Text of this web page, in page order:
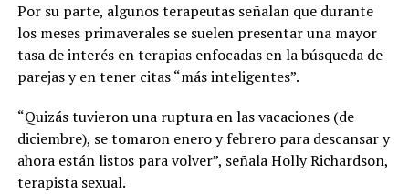
Por su parte, algunos terapeutas señalan que durante
los meses primaverales se suelen presentar una mayor
tasa de interés en terapias enfocadas en la búsqueda de
parejas y en tener citas “más inteligentes”.
“Quizás tuvieron una ruptura en las vacaciones (de
diciembre), se tomaron enero y febrero para descansar y
ahora están listos para volver”, señala Holly Richardson,
terapista sexual.